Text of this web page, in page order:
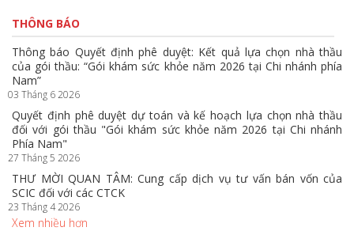
THÔNG BÁO
Thông báo Quyết định phê duyệt: Kết quả lựa chọn nhà thầu
của gói thầu: “Gói khám sức khỏe năm 2026 tại Chi nhánh phía
Nam”
03 Tháng 6 2026
Quyết định phê duyệt dự toán và kế hoạch lựa chọn nhà thầu
đối với gói thầu "Gói khám sức khỏe năm 2026 tại Chi nhánh
Phía Nam"
27 Tháng 5 2026
THƯ MỜI QUAN TÂM: Cung cấp dịch vụ tư vấn bán vốn của
SCIC đối với các CTCK
23 Tháng 4 2026
Xem nhiều hơn